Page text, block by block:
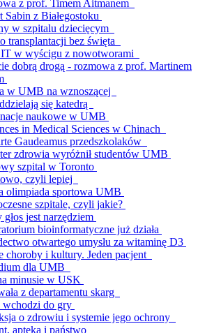
z prof. Timem Aitmanem
Sabin z Białegostoku
w szpitalu dziecięcym
transplantacji bez święta
w wyścigu z nowotworami
dobrą drogą - rozmowa z prof. Martinem
w UMB na wznoszącej
się katedrą
naukowe w UMB
in Medical Sciences w Chinach
Gaudeamus przedszkolaków
zdrowia wyróżnił studentów UMB
szpital w Toronto
czyli lepiej
olimpiada sportowa UMB
szpitale, czyli jakie?
jest narzędziem
bioinformatyczne już działa
otwartego umysłu za witaminę D3
choroby i kultury. Jeden pacjent
dla UMB
minusie w USK
z departamentu skarg
do gry
o zdrowiu i systemie jego ochrony
apteka i państwo